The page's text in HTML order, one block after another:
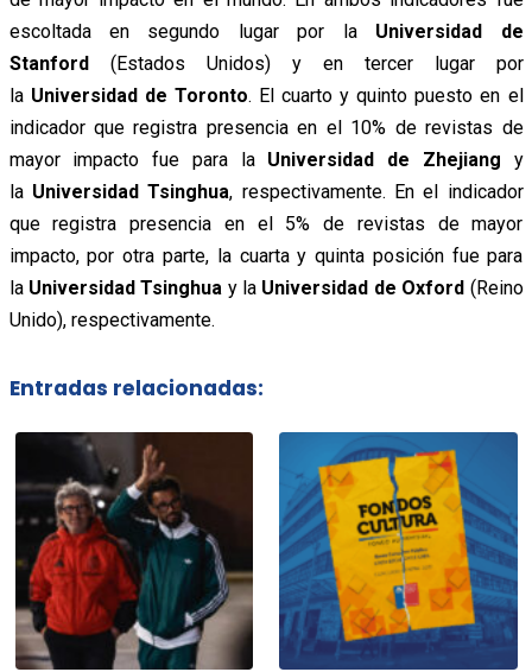
escoltada en segundo lugar por la Universidad de
Stanford(Estados Unidos) y en tercer lugar por
la Universidad de Toronto. El cuarto y quinto puesto en el
indicador que registra presencia en el 10% de revistas de
mayor impacto fue para la Universidad de Zhejiang y
la Universidad Tsinghua, respectivamente. En el indicador
que registra presencia en el 5% de revistas de mayor
impacto, por otra parte, la cuarta y quinta posición fue para
la Universidad Tsinghua y la Universidad de Oxford (Reino
Unido), respectivamente.
Entradas relacionadas: